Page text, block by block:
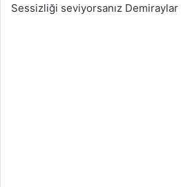
Sessizliği seviyorsanız